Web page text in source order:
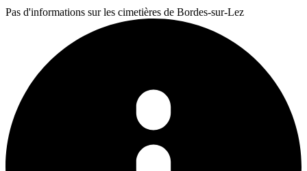
Pas d'informations sur les cimetières de Bordes-sur-Lez